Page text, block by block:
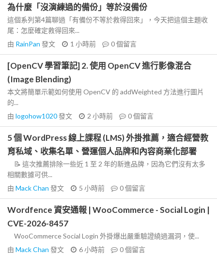
為什麼「沒演練過的備份」等於沒備份
這個系列第4篇聊過「有備份不等於救得回來」，今天把這個主題收
尾：怎麼確定救得回來...
由 RainPan 發文 1 小時前 0個留言
[OpenCV 學習筆記] 2. 使用 OpenCV 進行影像混合
(Image Blending)
本文將簡單示範如何使用 OpenCV 的 addWeighted 方法進行圖片
的...
由 logohow1020發文 2 小時前 0個留言
5 個 WordPress 線上課程 (LMS) 外掛推薦，適合經營教
育私域、收集名單、營運個人品牌和內容商業化部署
📝 這次推薦排除一些近 1 至 2 年的新進品牌，因為它們沒有太多
相關數據可供...
由 Mack Chan 發文 5 小時前 0個留言
Wordfence 資安通報 | WooCommerce - Social Login |
CVE-2026-8457
WooCommerce Social Login 外掛爆出嚴重驗證繞過漏洞，使...
由 Mack Chan 發文 6 小時前 0個留言